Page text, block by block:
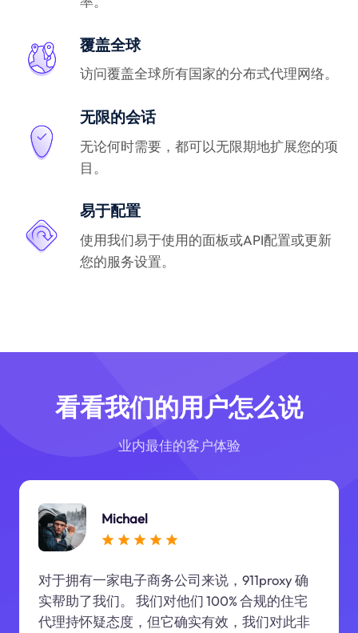
覆盖全球
访问覆盖全球所有国家的分布式代理网络。
无限的会话
无论何时需要，都可以无限期地扩展您的项
目。
易于配置
使用我们易于使用的面板或API配置或更新
您的服务设置。
看看我们的用户怎么说
业内最佳的客户体验
Michael
对于拥有一家电子商务公司来说，911proxy 确
实帮助了我们。 我们对他们 100% 合规的住宅
代理持怀疑态度，但它确实有效，我们对此非